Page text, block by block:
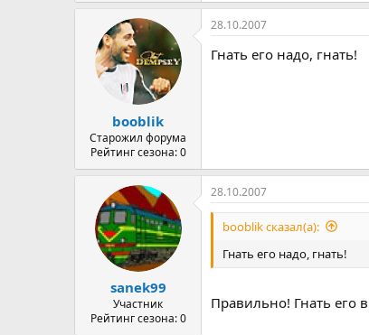
booblik
Старожил форума
Рейтинг сезона: 0
28.10.2007
Гнать его надо, гнать!
sanek99
Участник
Рейтинг сезона: 0
28.10.2007
booblik сказал(а):
Гнать его надо, гнать!
Правильно! Гнать